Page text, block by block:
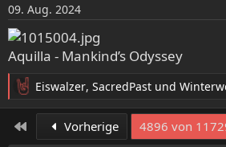
n
e
:
09. Aug. 2024
Aquilla - Mankind’s Odyssey
R
e
a
Eiswalzer, SacredPast und
Erste Vorherige 4896 von